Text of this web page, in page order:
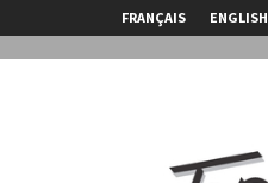
FRANÇAIS ENGLISH